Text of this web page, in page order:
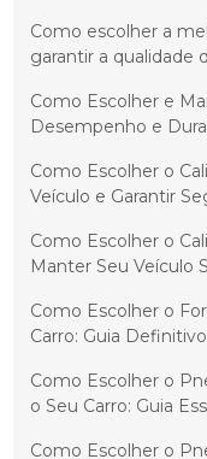
Como escolher a
garantir a qualidade
Como Escolher e
Desempenho e
Como Escolher o
Veículo e Garantir
Como Escolher o
Manter Seu Veículo
Como Escolher o
Carro: Guia Definitivo
Como Escolher o
o Seu Carro: Guia
Como Escolher o